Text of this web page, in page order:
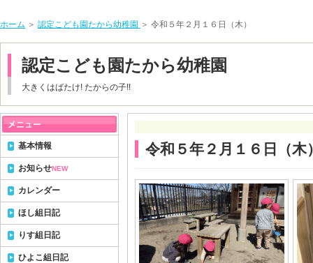
ホーム ＞ 認定こども園たから幼稚園 ＞ 令和５年２月１６日（木）
認定こども園たから幼稚園
大きくはばたけ! たからの子!!
令和５年２月１６日（木
基本情報
お知らせNEW
カレンダー
ほし組日記
りす組日記
ひよこ組日記